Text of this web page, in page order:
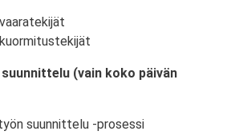
(vain koko päivän
suunnittelu -prosessi